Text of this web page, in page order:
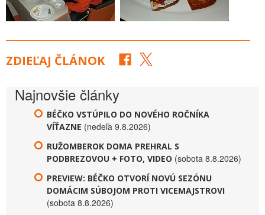
ZDIEĽAJ ČLÁNOK
Najnovšie články
BÉČKO VSTÚPILO DO NOVÉHO ROČNÍKA
VÍŤAZNE (nedeľa 9.8.2026)
RUŽOMBEROK DOMA PREHRAL S
PODBREZOVOU + FOTO, VIDEO (sobota 8.8.2026)
PREVIEW: BÉČKO OTVORÍ NOVÚ SEZÓNU
DOMÁCIM SÚBOJOM PROTI VICEMAJSTROVI
(sobota 8.8.2026)